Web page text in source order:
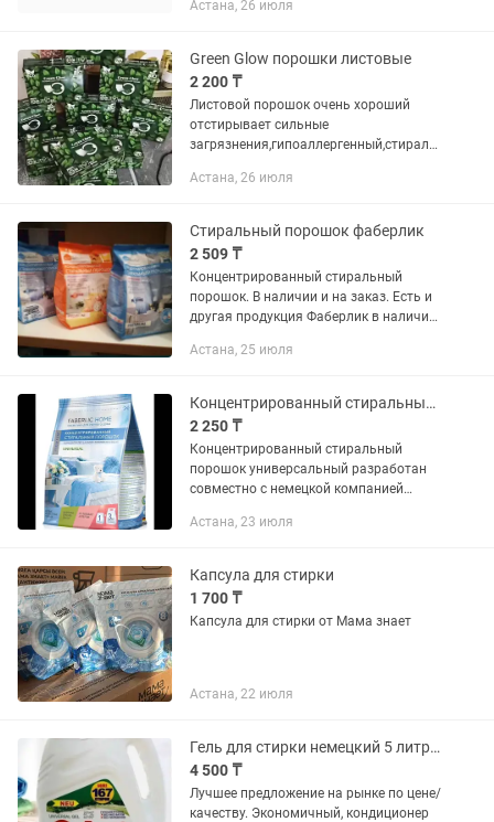
Астана, 26 июля
Green Glow порошки листовые
2 200 ₸
Листовой порошок очень хороший
отстирывает сильные
загрязнения,гипоаллергенный,стиралк
объяснить,германский
Астана, 26 июля
Стиральный порошок фаберлик
2 509 ₸
Концентрированный стиральный
порошок. В наличии и на заказ. Есть и
другая продукция Фаберлик в наличии
Астана, 25 июля
Концентрированный стиральный порошок универсальный
2 250 ₸
Концентрированный стиральный
порошок универсальный разработан
совместно с немецкой компанией
области профессиональных средств
Астана, 23 июля
Капсула для стирки
1 700 ₸
Капсула для стирки от Мама знает
Астана, 22 июля
Гель для стирки немецкий 5 литров
4 500 ₸
Лучшее предложение на рынке по цене/
качеству. Экономичный, кондиционер